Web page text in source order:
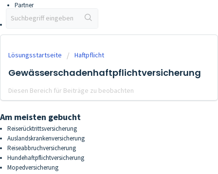
Partner
Partner werden
Vertriebsportal
Lösungsstartseite Haftpflicht
Gewässerschadenhaftpflichtversicherung
Diesen Bereich für Beiträge zu beobachten
Am meisten gebucht
Reiserücktrittsversicherung
Auslandskrankenversicherung
Reiseabbruchversicherung
Hundehaftpflichtversicherung
Mopedversicherung